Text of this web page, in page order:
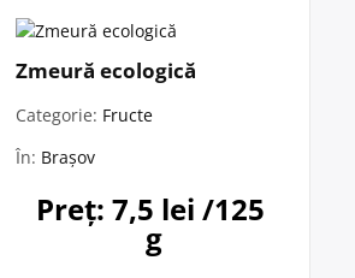
Zmeură ecologică
Categorie: Fructe
În: Brașov
Preț: 7,5 lei /125
g